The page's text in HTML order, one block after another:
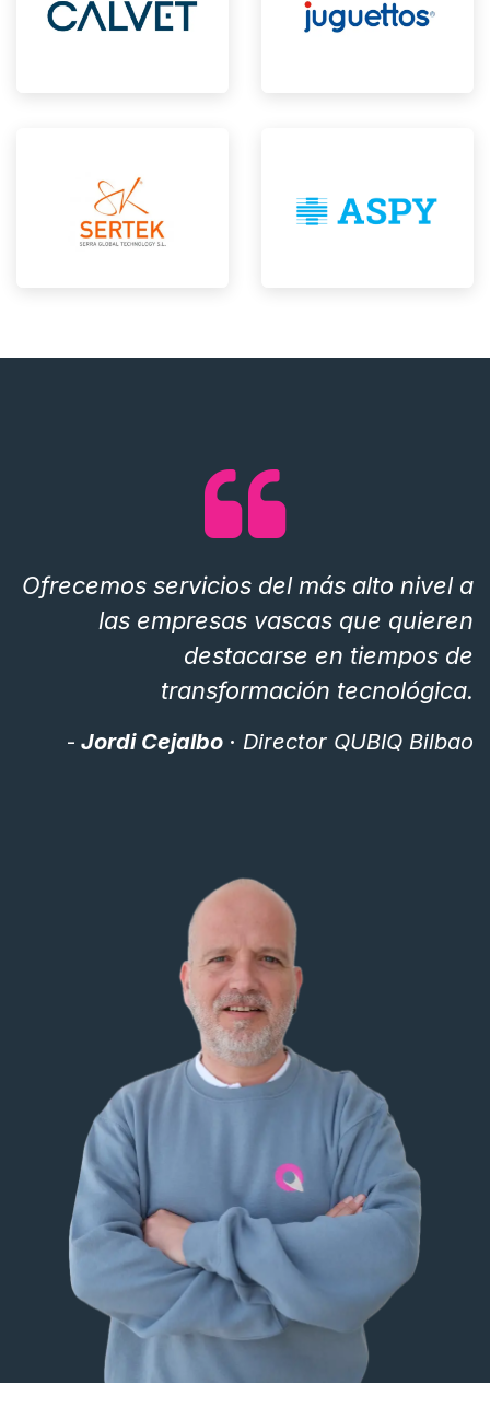
Ofrecemos servicios del más alto nivel a
las empresas vascas que quieren
destacarse en tiempos de
transformación tecnológica.
- Jordi Cejalbo · Director QUBIQ Bilbao